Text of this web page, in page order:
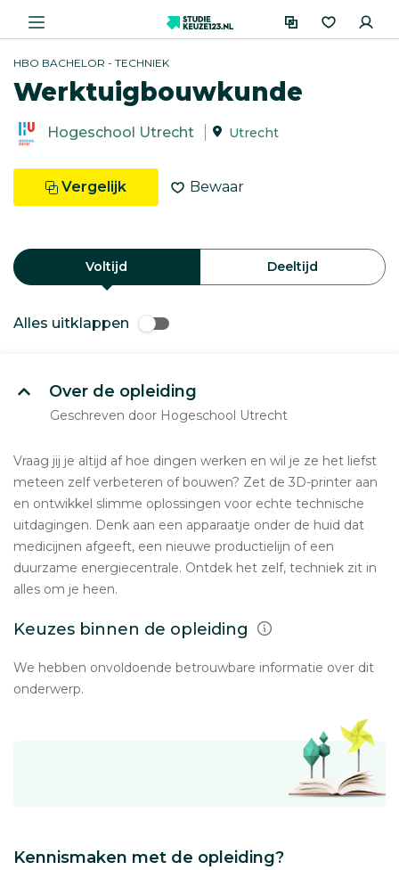
HBO BACHELOR - TECHNIEK
Werktuigbouwkunde
Hogeschool Utrecht Utrecht
Vergelijk Bewaar
Voltijd Deeltijd
Alles uitklappen
Over de opleiding
Geschreven door Hogeschool Utrecht
Vraag jij je altijd af hoe dingen werken en wil je ze het liefst
meteen zelf verbeteren of bouwen? Zet de 3D-printer aan
en ontwikkel slimme oplossingen voor echte technische
uitdagingen. Denk aan een apparaatje onder de huid dat
medicijnen afgeeft, een nieuwe productielijn of een
duurzame energiecentrale. Ontdek het zelf, techniek zit in
alles om je heen.
Keuzes binnen de opleiding
We hebben onvoldoende betrouwbare informatie over dit
onderwerp.
Kennismaken met de opleiding?